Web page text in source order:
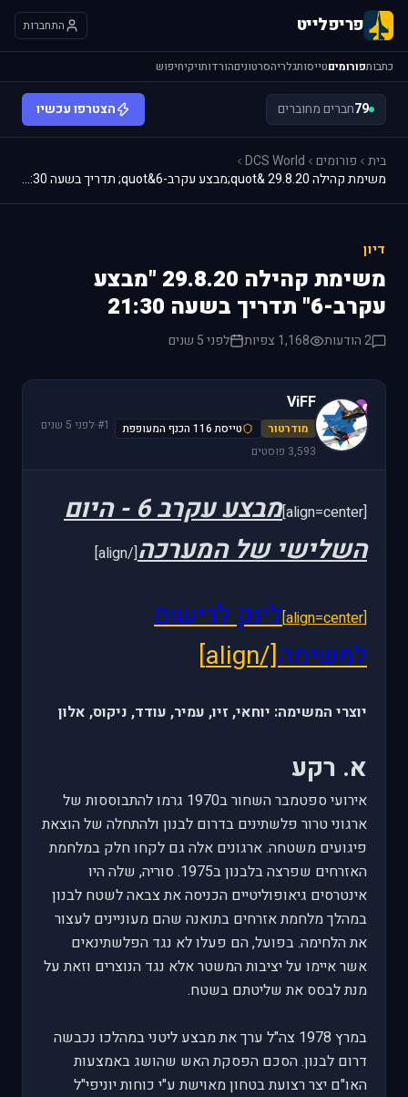
פריפלייט התחברות
כתבותפורומיםטייסותגלריהסרטוניםהורדותויקיחיפוש
79חברים מחוברים הצטרפו עכשיו
בית פורומים
DCS World
משימת קהילה 29.8.20 &quot;מבצע עקרב-6&quot; תדריך בשעה 21:30
דיון
משימת קהילה 29.8.20 "מבצע
עקרב-6" תדריך בשעה 21:30
2 הודעות 1,168 צפיות לפני 5 שנים
V
ViFF
מודרטור
טייסת 116 הכנף המעופפת
3,593 פוסטים
#1
·לפני 5 שנים
[align=center]
מבצע עקרב 6 - היום
השלישי של המערכה[/align]
[align=center]
לינק לרישום
למשימה[/align]
יוצרי המשימה: יוחאי, זיו, עמיר, עודד, ניקוס, אלון
א. רקע
אירועי ספטמבר השחור ב1970 גרמו להתבוססות של
ארגוני טרור פלשתינים בדרום לבנון ולהתחלה של הוצאת
פיגועים משטחה. ארגונים אלה גם לקחו חלק במלחמת
האזרחים שפרצה בלבנון ב1975. סוריה, שלה היו
אינטרסים גיאופוליטיים הכניסה את צבאה לשטח לבנון
במהלך מלחמת אזרחים בתואנה שהם מעוניינים לעצור
את הלחימה. בפועל, הם פעלו לא נגד הפלשתינאים
אשר איימו על יציבות המשטר אלא נגד הנוצרים וזאת על
מנת לבסס את שליטתם בשטח.
במרץ 1978 צה"ל ערך את מבצע ליטני במהלכו נכבשה
דרום לבנון. הסכם הפסקת האש שהושג באמצעות
האו"ם יצר רצועת בטחון מאוישת ע"י כוחות יוניפי"ל